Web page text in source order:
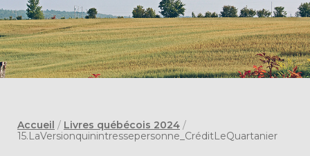
Accueil / Livres québécois 2024 /
15.LaVersionquinintressepersonne_CréditLeQuartanier